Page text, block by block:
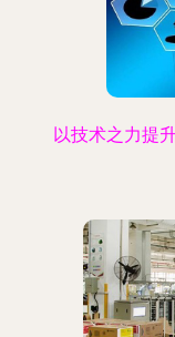
以技术之力提